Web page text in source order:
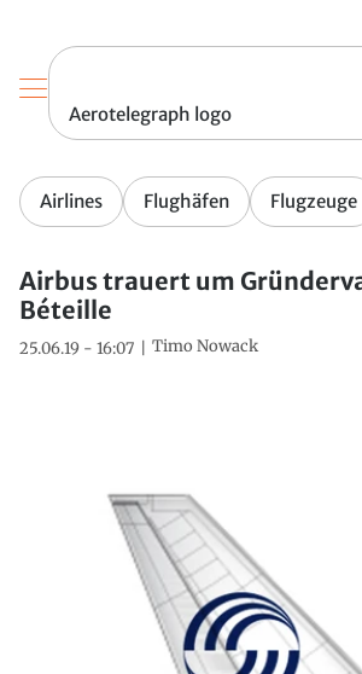
Aerotelegraph logo
Airlines Flughäfen Flugzeuge
Airbus trauert um
Béteille
25.06.19 - 16:07 Timo Nowack